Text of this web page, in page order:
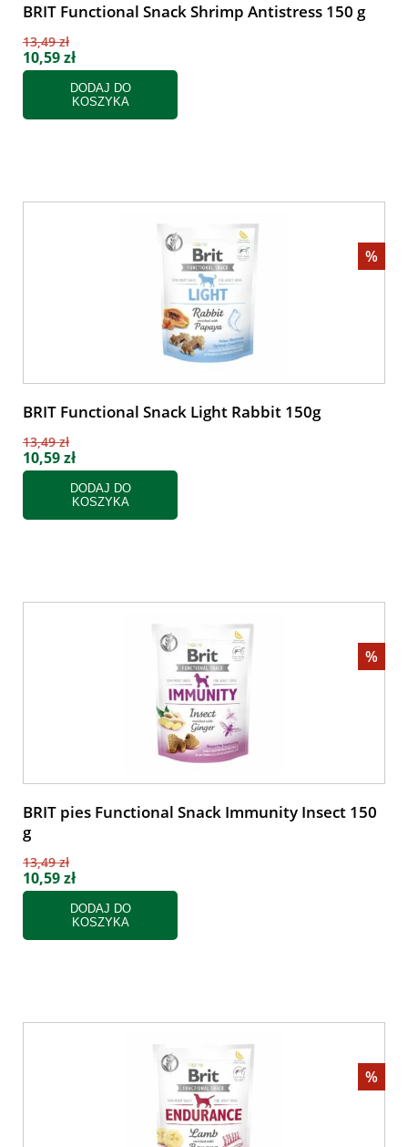
BRIT Functional Snack Shrimp Antistress 150 g
13,49 zł
10,59 zł
DODAJ DO
KOSZYKA
%
BRIT Functional Snack Light Rabbit 150g
13,49 zł
10,59 zł
DODAJ DO
KOSZYKA
%
BRIT pies Functional Snack Immunity Insect 150
g
13,49 zł
10,59 zł
DODAJ DO
KOSZYKA
%